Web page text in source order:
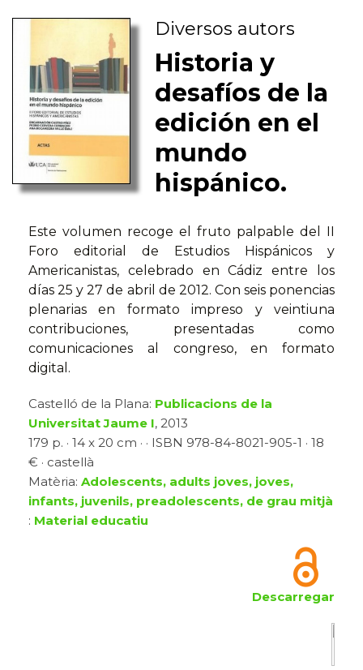
Diversos autors
Historia y
desafíos de la
edición en el
mundo
hispánico.
Este volumen recoge el fruto palpable del II
Foro editorial de Estudios Hispánicos y
Americanistas, celebrado en Cádiz entre los
días 25 y 27 de abril de 2012. Con seis ponencias
plenarias en formato impreso y veintiuna
contribuciones, presentadas como
comunicaciones al congreso, en formato
digital.
Castelló de la Plana: Publicacions de la
Universitat Jaume I, 2013
179 p. · 14 x 20 cm · · ISBN 978-84-8021-905-1 · 18
€ · castellà
Matèria: Adolescents, adults joves, joves,
infants, juvenils, preadolescents, de grau mitjà
: Material educatiu
Descarregar